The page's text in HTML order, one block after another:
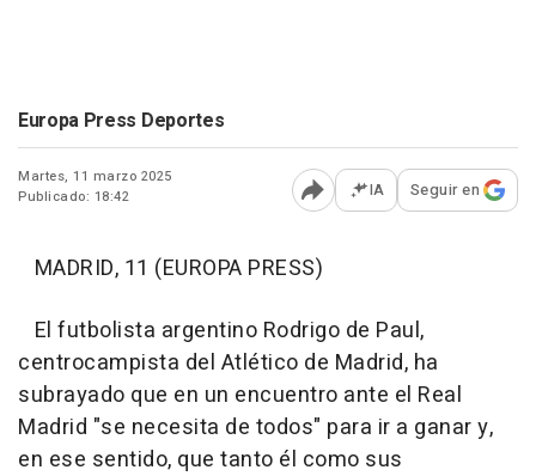
Europa Press Deportes
Martes, 11 marzo 2025
Publicado: 18:42
Abrir opciones para
IA Seguir en
MADRID, 11 (EUROPA PRESS)
El futbolista argentino Rodrigo de Paul,
centrocampista del Atlético de Madrid, ha
subrayado que en un encuentro ante el Real
Madrid "se necesita de todos" para ir a ganar y,
en ese sentido, que tanto él como sus